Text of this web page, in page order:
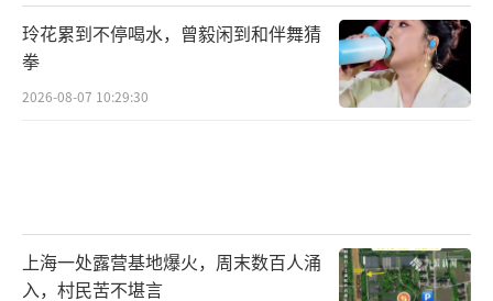
玲花累到不停喝水，曾毅闲到和伴舞猜
拳
2026-08-07 10:29:30
上海一处露营基地爆火，周末数百人涌
入，村民苦不堪言